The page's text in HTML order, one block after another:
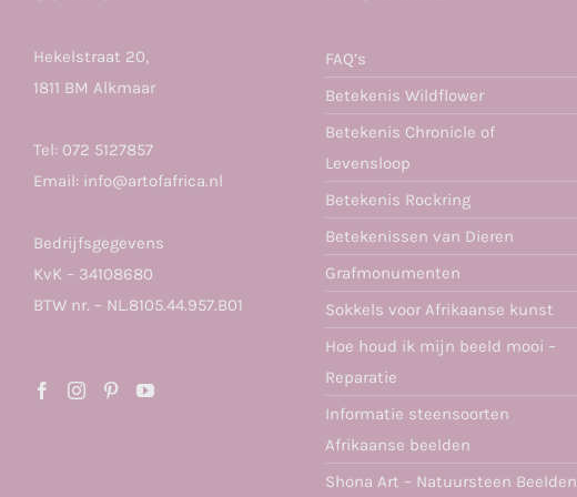
Hekelstraat 20,
1811 BM Alkmaar
Tel: 072 5127857
Email: info@artofafrica.nl
Bedrijfsgegevens
KvK – 34108680
BTW nr. – NL.8105.44.957.B01
FAQ’s
Betekenis Wildflower
Betekenis Chronicle of
Levensloop
Betekenis Rockring
Betekenissen van Dieren
Grafmonumenten
Sokkels voor Afrikaanse kunst
Hoe houd ik mijn beeld mooi –
Reparatie
Informatie steensoorten
Afrikaanse beelden
Shona Art – Natuursteen Beelden